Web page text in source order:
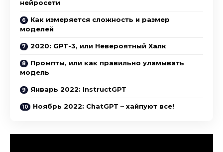
нейросети
Как измеряется сложность и размер
моделей
2020: GPT-3, или Невероятный Халк
Промпты, или как правильно уламывать
модель
Январь 2022: InstructGPT
Ноябрь 2022: ChatGPT – хайпуют все!